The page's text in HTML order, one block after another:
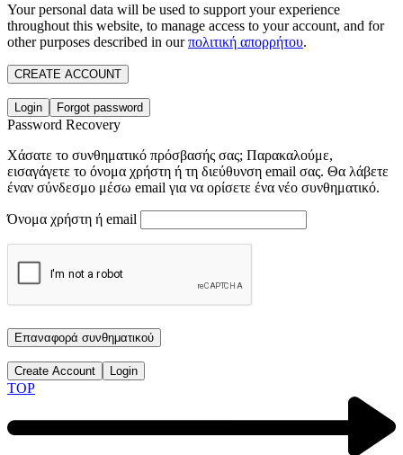
Your personal data will be used to support your experience
throughout this website, to manage access to your account, and for
other purposes described in ourπολιτική απορρήτου.
CREATE ACCOUNT
Login Forgot password
Password Recovery
Χάσατε το συνθηματικό πρόσβασής σας; Παρακαλούμε,
εισαγάγετε το όνομα χρήστη ή τη διεύθυνση email σας. Θα λάβετε
έναν σύνδεσμο μέσω email για να ορίσετε ένα νέο συνθηματικό.
Όνομα χρήστη ή email
Επαναφορά συνθηματικού
Create Account Login
TOP